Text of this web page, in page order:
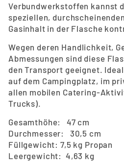
Verbundwerkstoffen kannst
speziellen,
Gasinhalt in der Flasche
Wegen deren Handlichkeit,
Abmessungen sind diese
den Transport geeignet.
auf dem Campingplatz, im
allen mobilen Catering-
Trucks).
Gesamthöhe: 47 cm
Durchmesser: 30,5 cm
Füllgewicht: 7,5 kg Propan
Leergewicht: 4,63 kg